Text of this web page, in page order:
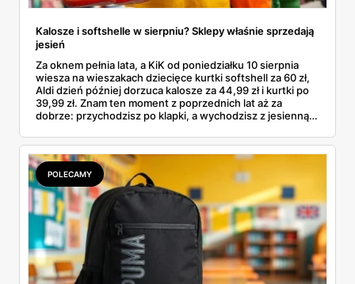
Kalosze i softshelle w sierpniu? Sklepy właśnie sprzedają
jesień
Za oknem pełnia lata, a KiK od poniedziałku 10 sierpnia
wiesza na wieszakach dziecięce kurtki softshell za 60 zł,
Aldi dzień później dorzuca kalosze za 44,99 zł i kurtki po
39,99 zł. Znam ten moment z poprzednich lat aż za
dobrze: przychodzisz po klapki, a wychodzisz z jesienną
pojawi się w gazetkach w przyszłym tygodniu i czy jest
sens kupować jesień, zanim skończą się wakacje.
POLECAMY